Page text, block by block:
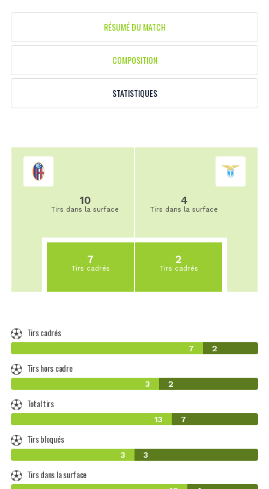
RÉSUMÉ DU MATCH
COMPOSITION
STATISTIQUES
10
Tirs dans la surface
7
Tirs cadrés
4
Tirs dans la surface
2
Tirs cadrés
Tirs cadrés
7 2
Tirs hors cadre
3 2
Total tirs
13 7
Tirs bloqués
3 3
Tirs dans la surface